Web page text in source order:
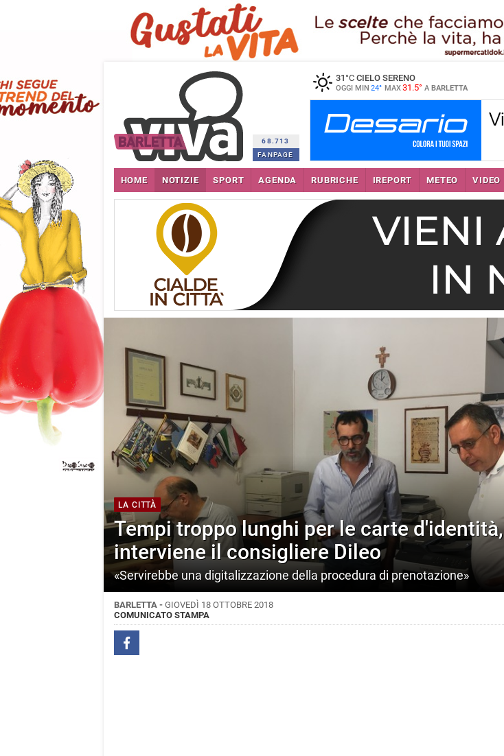
68.713
FANPAGE
31 °CCIELO SERENO
OGGI MIN 24° MAX31.5° A BARLETTA
HOME NOTIZIE SPORT AGENDA RUBRICHE IREPORT METEO VIDEO
LA CITTÀ
Tempi troppo lunghi per le carte d'identità,
interviene il consigliere Dileo
«Servirebbe una digitalizzazione della procedura di prenotazione»
BARLETTA - GIOVEDÌ 18 OTTOBRE 2018
COMUNICATO STAMPA